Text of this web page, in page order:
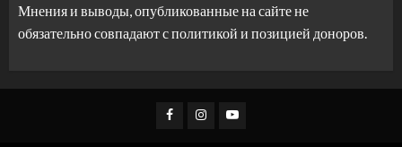
Мнения и выводы, опубликованные на сайте не
обязательно совпадают с политикой и позицией доноров.
Facebook
Instagram
Youtube